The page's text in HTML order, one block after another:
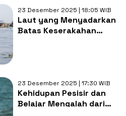
23 Desember 2025 | 18:05 WIB
Laut yang Menyadarkan
Batas Keserakahan
23 Desember 2025 | 17:30 WIB
Kehidupan Pesisir dan
Belajar Mengalah dari